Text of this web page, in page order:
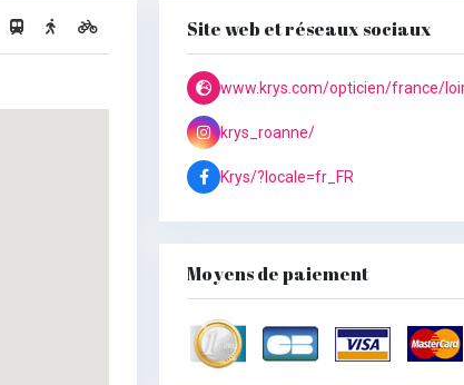
Site web et réseaux sociaux
krys_roanne/
Krys/?locale=fr_FR
Moyens de paiement